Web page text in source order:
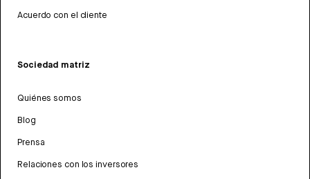
Acuerdo con el cliente
Sociedad matriz
Quiénes somos
Blog
Prensa
Relaciones con los inversores